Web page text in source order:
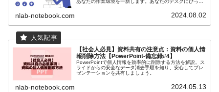
あなたの作業環境を一新します。あなたのデスクにぴった
nlab-notebook.com 2024.08.02
【社会人必見】資料共有の注意点：資料の個人情
報削除方法【PowerPoint-備忘録#4】
PowerPointで個人情報を効率的に削除する方法を解説。ス
ライドからの安全なデータ消去手順を知り、安心してプレ
ゼンテーションを共有しましょう。
nlab-notebook.com 2024.05.13